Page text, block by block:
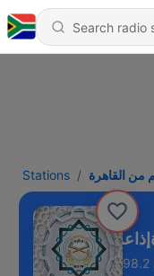
Stations من القاهرة
98.2